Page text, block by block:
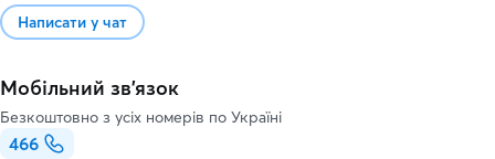
Написати у чат
Мобільний зв'язок
Безкоштовно з усіх номерів по Україні
466